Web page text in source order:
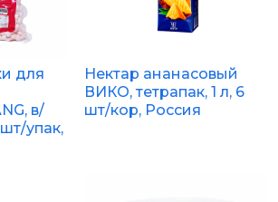
для
в/
упак,
Нектар ананасовый
ВИКО, тетрапак, 1 л, 6
шт/кор, Россия